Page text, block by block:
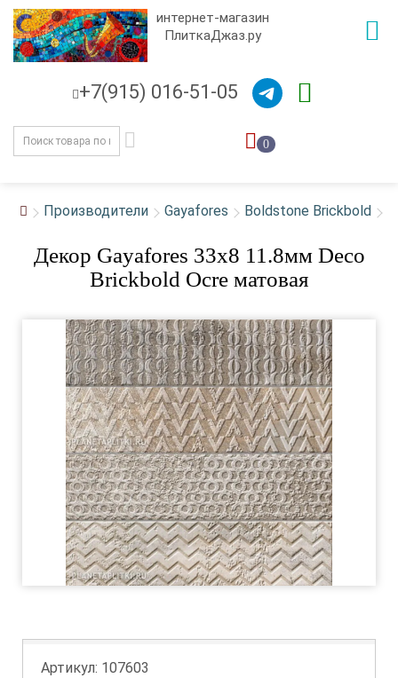
интернет-магазин
ПлиткаДжаз.ру
+7(915) 016-51-05
0
Производители Gayafores Boldstone Brickbold
Декор Gayafores 33x8 11.8мм Deco
Brickbold Ocre матовая
Артикул: 107603